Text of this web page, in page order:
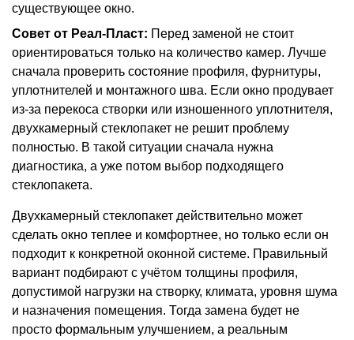
существующее окно.
Совет от Реал-Пласт: Перед заменой не стоит
ориентироваться только на количество камер. Лучше
сначала проверить состояние профиля, фурнитуры,
уплотнителей и монтажного шва. Если окно продувает
из-за перекоса створки или изношенного уплотнителя,
двухкамерный стеклопакет не решит проблему
полностью. В такой ситуации сначала нужна
диагностика, а уже потом выбор подходящего
стеклопакета.
Двухкамерный стеклопакет действительно может
сделать окно теплее и комфортнее, но только если он
подходит к конкретной оконной системе. Правильный
вариант подбирают с учётом толщины профиля,
допустимой нагрузки на створку, климата, уровня шума
и назначения помещения. Тогда замена будет не
просто формальным улучшением, а реальным